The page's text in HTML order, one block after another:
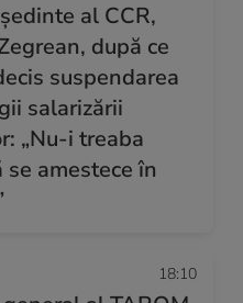
al CCR,
după ce
suspendarea
salarizării
„Nu-i treaba
se amestece în
18:10